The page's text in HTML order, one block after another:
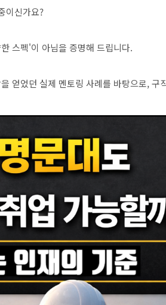
이신가요?
스펙'이 아님을 증명해 드립니다.
얻었던 실제 멘토링 사례를 바탕으로, 구